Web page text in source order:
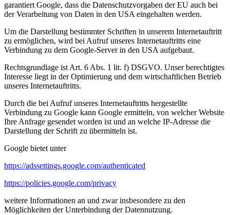
garantiert Google, dass die Datenschutzvorgaben der EU auch bei
der Verarbeitung von Daten in den USA eingehalten werden.
Um die Darstellung bestimmter Schriften in unserem Internetauftritt
zu ermöglichen, wird bei Aufruf unseres Internetauftritts eine
Verbindung zu dem Google-Server in den USA aufgebaut.
Rechtsgrundlage ist Art. 6 Abs. 1 lit. f) DSGVO. Unser berechtigtes
Interesse liegt in der Optimierung und dem wirtschaftlichen Betrieb
unseres Internetauftritts.
Durch die bei Aufruf unseres Internetauftritts hergestellte
Verbindung zu Google kann Google ermitteln, von welcher Website
Ihre Anfrage gesendet worden ist und an welche IP-Adresse die
Darstellung der Schrift zu übermitteln ist.
Google bietet unter
https://adssettings.google.com/authenticated
https://policies.google.com/privacy
weitere Informationen an und zwar insbesondere zu den
Möglichkeiten der Unterbindung der Datennutzung.